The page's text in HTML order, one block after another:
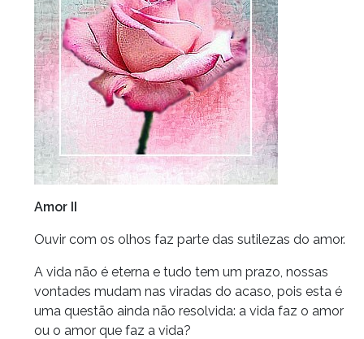
Amor II
Ouvir com os olhos faz parte das sutilezas do amor.
A vida não é eterna e tudo tem um prazo, nossas
vontades mudam nas viradas do acaso, pois esta é
uma questão ainda não resolvida: a vida faz o amor
ou o amor que faz a vida?